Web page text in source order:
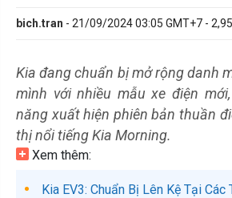
bich.tran - 21/09/2024 03:05 GMT+7 -
Kia đang chuẩn bị mở rộng danh
mình với nhiều mẫu xe điện
năng xuất hiện phiên bản thuần
thị nổi tiếng Kia Morning.
Xem thêm:
Kia EV3: Chuẩn Bị Lên Kệ Tại Các